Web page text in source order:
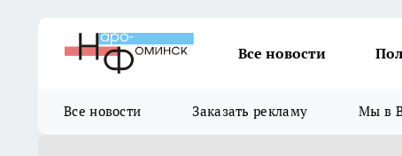
Все новости
Все новости Заказать рекламу Мы в